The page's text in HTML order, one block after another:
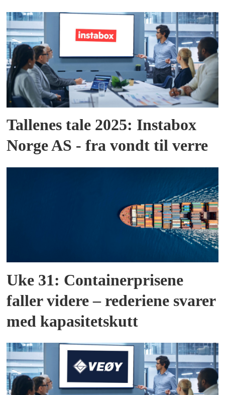
Tallenes tale 2025: Instabox
Norge AS - fra vondt til verre
Uke 31: Containerprisene
faller videre – rederiene svarer
med kapasitetskutt